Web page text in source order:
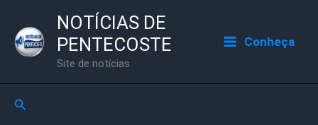
para
NOTÍCIAS DE
PENTECOSTE
Site de notícias
Conheça
Pesquisar